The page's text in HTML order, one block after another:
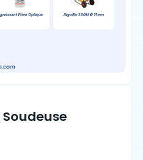
Soudeuse